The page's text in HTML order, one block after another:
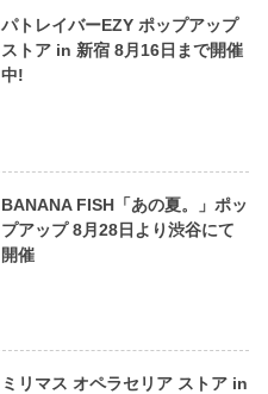
パトレイバーEZY ポップアップ
ストア in 新宿 8月16日まで開催
中!
BANANA FISH「あの夏。」ポッ
プアップ 8月28日より渋谷にて
開催
ミリマス オペラセリア ストア in